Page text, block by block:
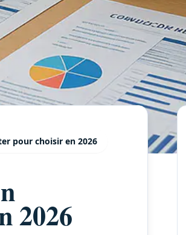
pour choisir en 2026
2026